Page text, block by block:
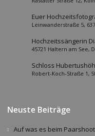
Euer
Leinwanderstraße 5,
Hochzeitssängerin
45721 Haltern am See,
Schloss
Berliner Umland
Robert-Koch-Straße 1,
Neuste Beiträge
Auf was es beim